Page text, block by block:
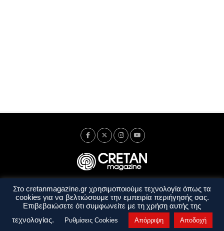
Ταυτότητα Πολιτική Απορρήτου
Όροι Χρήσης
Όροι και Προϋποθέσεις
Στο cretanmagazine.gr χρησιμοποιούμε τεχνολογία όπως τα
cookies για να βελτιώσουμε την εμπειρία περιήγησής σας.
Επιβεβαιώσετε ότι συμφωνείτε με τη χρήση αυτής της
τεχνολογίας.
Ρυθμίσεις Cookies Απόρριψη Αποδοχή